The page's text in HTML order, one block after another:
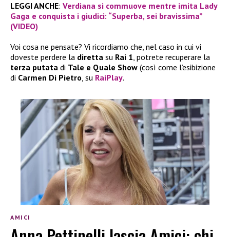
LEGGI ANCHE: Verdiana si commuove mentre imita Lady
Gaga e conquista i giudici: “Superba, sei bravissima”
(VIDEO)
Voi cosa ne pensate? Vi ricordiamo che, nel caso in cui vi
doveste perdere la diretta su Rai 1, potrete recuperare la
terza putata di Tale e Quale Show (così come l’esibizione
di Carmen Di Pietro, su RaiPlay.
AMICI